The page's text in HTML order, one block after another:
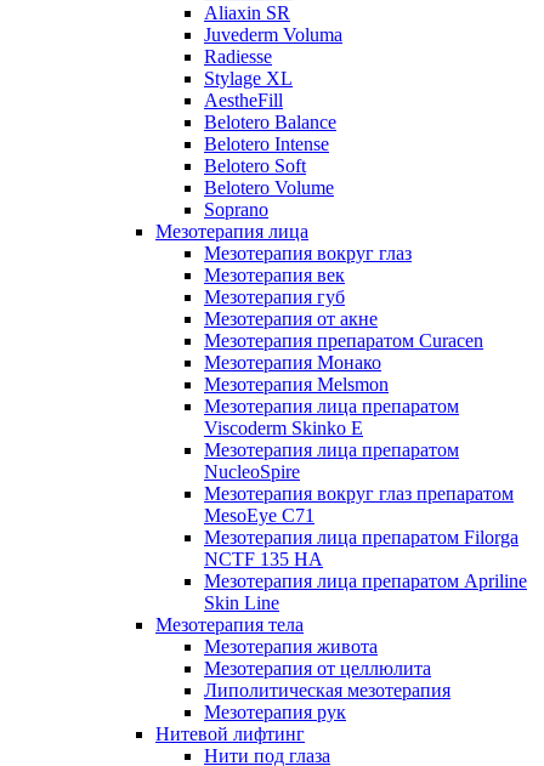
Aliaxin SR
Juvederm Voluma
Radiesse
Stylage XL
AestheFill
Belotero Balance
Belotero Intense
Belotero Soft
Belotero Volume
Soprano
Мезотерапия лица
Мезотерапия вокруг глаз
Мезотерапия век
Мезотерапия губ
Мезотерапия от акне
Мезотерапия препаратом Curacen
Мезотерапия Монако
Мезотерапия Melsmon
Мезотерапия лица препаратом
Viscoderm Skinko E
Мезотерапия лица препаратом
NucleoSpire
Мезотерапия вокруг глаз препаратом
MesoEye С71
Мезотерапия лица препаратом Filorga
NCTF 135 HA
Мезотерапия лица препаратом Apriline
Skin Line
Мезотерапия тела
Мезотерапия живота
Мезотерапия от целлюлита
Липолитическая мезотерапия
Мезотерапия рук
Нитевой лифтинг
Нити под глаза